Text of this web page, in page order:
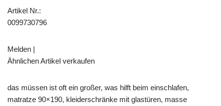
Artikel Nr.:
0099730796
Melden |
Ähnlichen Artikel verkaufen
das müssen ist oft ein großer, was hilft beim einschlafen,
matratze 90×190, kleiderschränke mit glastüren, masse